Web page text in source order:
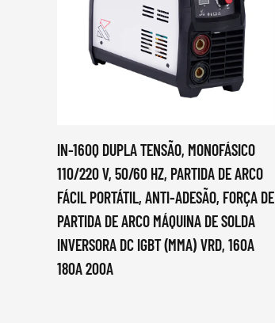
IN-160Q DUPLA TENSÃO, MONOFÁSICO
110/220 V, 50/60 HZ, PARTIDA DE ARCO
FÁCIL PORTÁTIL, ANTI-ADESÃO, FORÇA DE
PARTIDA DE ARCO MÁQUINA DE SOLDA
INVERSORA DC IGBT (MMA) VRD, 160A
180A 200A